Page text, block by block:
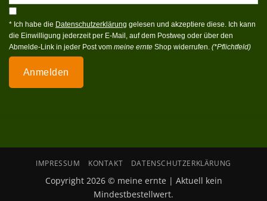
* Ich habe die Datenschutzerklärung gelesen und akzeptiere diese. Ich kann
die Einwilligung jederzeit per E-Mail, auf dem Postweg oder über den
Abmelde-Link in jeder Post vom meine ernte Shop widerrufen. (*Pflichtfeld)
Anmelden
IMPRESSUM KONTAKT DATENSCHUTZERKLÄRUNG
Copyright 2026 © meine ernte | Aktuell kein
Mindestbestellwert.